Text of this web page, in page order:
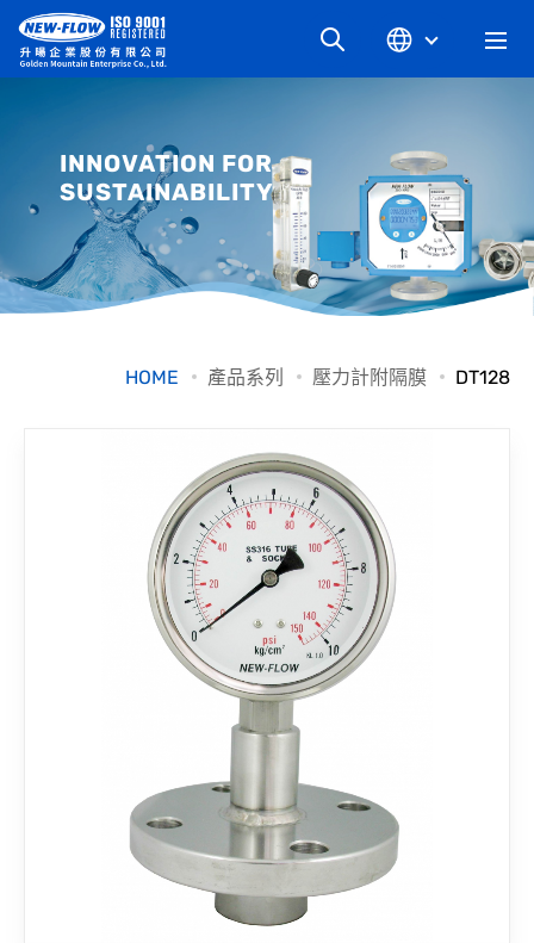
最新消息
知識文章
檔案下載
聯絡我們
INNOVATION FOR
SUSTAINABILITY
HOME 產品系列 壓力計附隔膜 DT128